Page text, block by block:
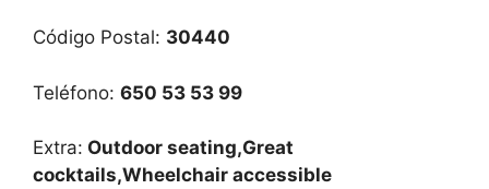
Código Postal: 30440
Teléfono: 650 53 53 99
Extra: Outdoor seating,Great
cocktails,Wheelchair accessible